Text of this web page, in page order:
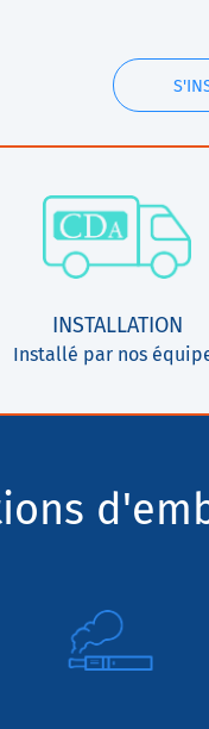
INSTALLATION
Installé par nos